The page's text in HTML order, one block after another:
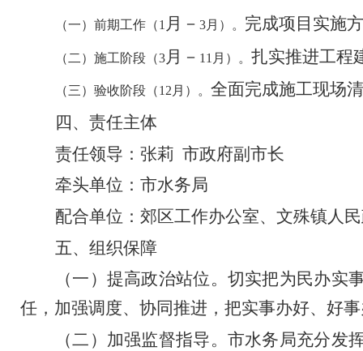
（一）前期工作（1 月 － 3月）。 完成项目实施
（二）施工阶段（3月 － 11 月）。 扎实推进工程
（三）验收阶段（12月）。 全面完成施工现场
四、责任主体
责任领导：张莉 市政府副市长
牵头单位：市水务局
配合单位：郊区工作办公室、文殊镇人
五、 组织保障
（一） 提高政治站位。 切实把为民办实
任，加强调度、协同推进，把实事办好、好
（二）加强监督指导。 市水务局充分发